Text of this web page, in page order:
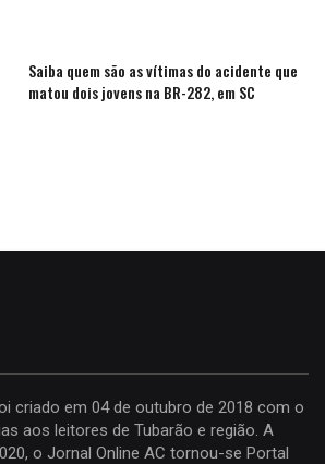
Saiba quem são as vítimas do acidente que
matou dois jovens na BR-282, em SC
criado em 04 de outubro de 2018 com o
aos leitores de Tubarão e região. A
o Jornal Online AC tornou-se Portal